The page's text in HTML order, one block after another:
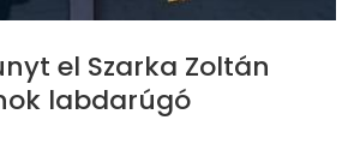
el Szarka Zoltán
labdarúgó